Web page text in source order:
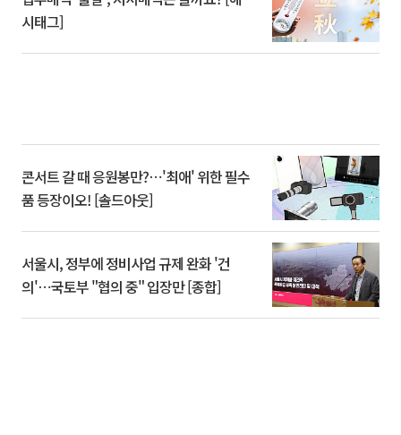
시태그]
콘서트 갈 때 응원봉만?⋯'최애' 위한 필수
품 등장이오! [솔드아웃]
서울시, 정부에 정비사업 규제 완화 '건
의'⋯국토부 "협의 중" 입장만 [종합]